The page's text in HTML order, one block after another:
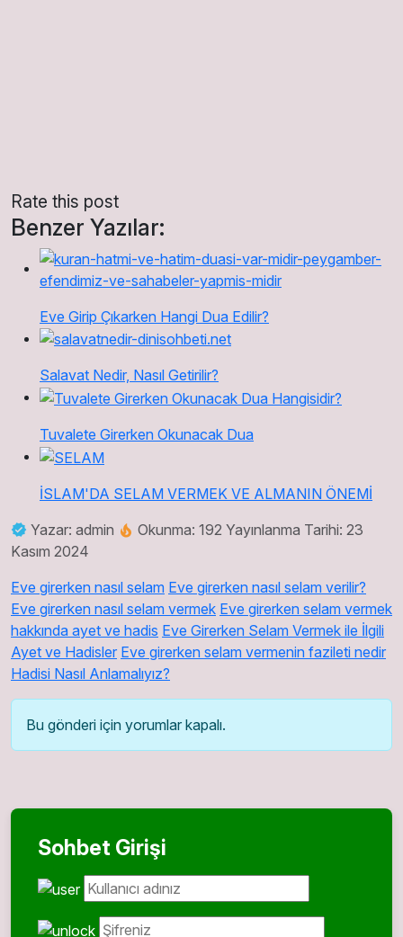
Rate this post
Benzer Yazılar:
Eve Girip Çıkarken Hangi Dua Edilir?
Salavat Nedir, Nasıl Getirilir?
Tuvalete Girerken Okunacak Dua
İSLAM'DA SELAM VERMEK VE ALMANIN ÖNEMİ
Yazar: admin
Okunma: 192 Yayınlanma Tarihi: 23
Kasım 2024
Eve girerken nasıl selam Eve girerken nasıl selam verilir?
Eve girerken nasıl selam vermek Eve girerken selam vermek
hakkında ayet ve hadis Eve Girerken Selam Vermek ile İlgili
Ayet ve Hadisler Eve girerken selam vermenin fazileti nedir
Hadisi Nasıl Anlamalıyız?
Bu gönderi için yorumlar kapalı.
Sohbet Girişi